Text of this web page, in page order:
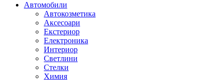
Автомобили
Автокозметика
Аксесоари
Екстериор
Електроника
Интериор
Светлини
Стелки
Химия